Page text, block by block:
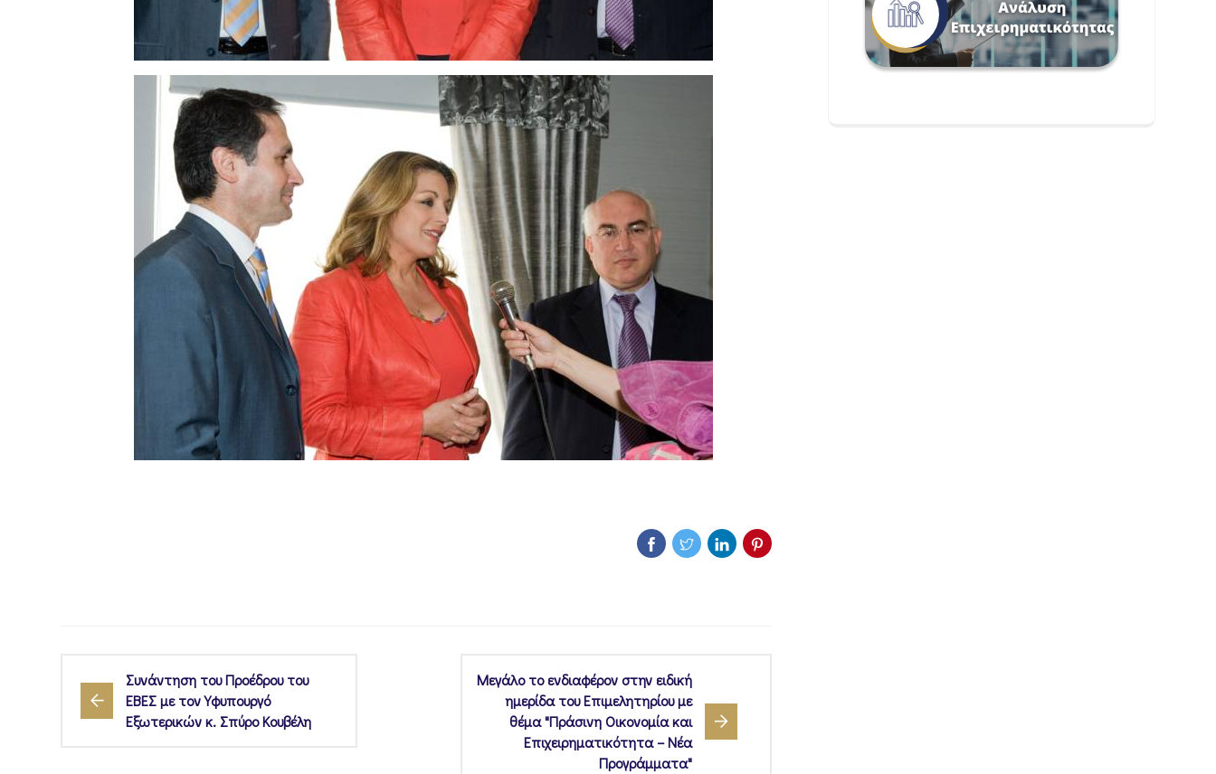
Συνάντηση του Προέδρου του
ΕΒΕΣ με τον Υφυπουργό
Εξωτερικών κ. Σπύρο Κουβέλη
Μεγάλο το ενδιαφέρον στην ειδική
ημερίδα του Επιμελητηρίου με
θέμα "Πράσινη Οικονομία και
Επιχειρηματικότητα – Νέα
Προγράμματα"